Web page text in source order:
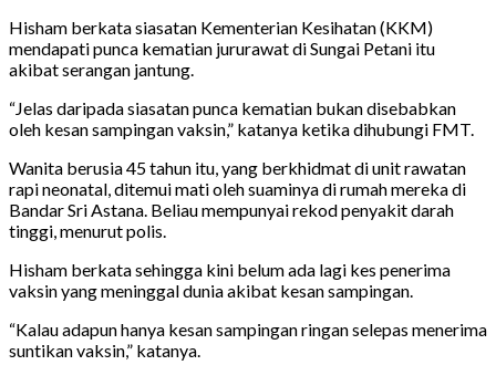
Hisham berkata siasatan Kementerian Kesihatan (KKM)
mendapati punca kematian jururawat di Sungai Petani itu
akibat serangan jantung.
“Jelas daripada siasatan punca kematian bukan disebabkan
oleh kesan sampingan vaksin,” katanya ketika dihubungi FMT.
Wanita berusia 45 tahun itu, yang berkhidmat di unit rawatan
rapi neonatal, ditemui mati oleh suaminya di rumah mereka di
Bandar Sri Astana. Beliau mempunyai rekod penyakit darah
tinggi, menurut polis.
Hisham berkata sehingga kini belum ada lagi kes penerima
vaksin yang meninggal dunia akibat kesan sampingan.
“Kalau adapun hanya kesan sampingan ringan selepas menerima
suntikan vaksin,” katanya.